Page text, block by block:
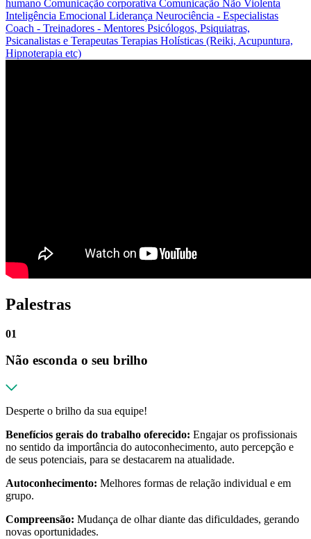
humano Comunicação corporativa Comunicação Não Violenta
Inteligência Emocional Liderança Neurociência - Especialistas
Coach - Treinadores - Mentores Psicólogos, Psiquiatras,
Psicanalistas e Terapeutas Terapias Holísticas (Reiki, Acupuntura,
Hipnoterapia etc)
Palestras
01
Não esconda o seu brilho
Desperte o brilho da sua equipe!
Benefícios gerais do trabalho oferecido: Engajar os profissionais
no sentido da importância do autoconhecimento, auto percepção e
de seus potenciais, para se destacarem na atualidade.
Autoconhecimento: Melhores formas de relação individual e em
grupo.
Compreensão: Mudança de olhar diante das dificuldades, gerando
novas oportunidades.